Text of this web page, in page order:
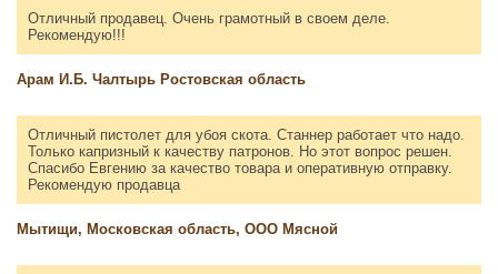
Отличный продавец. Очень грамотный в своем деле.
Рекомендую!!!
Арам И.Б. Чалтырь Ростовская область
Отличный пистолет для убоя скота. Станнер работает что надо.
Только капризный к качеству патронов. Но этот вопрос решен.
Спасибо Евгению за качество товара и оперативную отправку.
Рекомендую продавца
Мытищи, Московская область, ООО Мясной